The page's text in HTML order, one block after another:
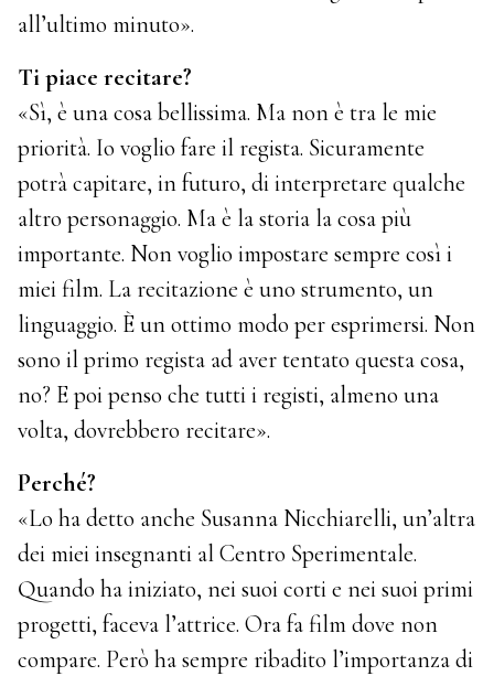
all’ultimo minuto».
Ti piace recitare?
«Sì, è una cosa bellissima. Ma non è tra le mie
priorità. Io voglio fare il regista. Sicuramente
potrà capitare, in futuro, di interpretare qualche
altro personaggio. Ma è la storia la cosa più
importante. Non voglio impostare sempre così i
miei film. La recitazione è uno strumento, un
linguaggio. È un ottimo modo per esprimersi. Non
sono il primo regista ad aver tentato questa cosa,
no? E poi penso che tutti i registi, almeno una
volta, dovrebbero recitare».
Perché?
«Lo ha detto anche Susanna Nicchiarelli, un’altra
dei miei insegnanti al Centro Sperimentale.
Quando ha iniziato, nei suoi corti e nei suoi primi
progetti, faceva l’attrice. Ora fa film dove non
compare. Però ha sempre ribadito l’importanza di